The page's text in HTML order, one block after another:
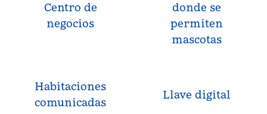
Centro de
negocios
donde se
permiten
mascotas
Habitaciones
comunicadas
Llave digital